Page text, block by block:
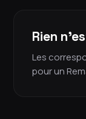
Rien
Les
pour un